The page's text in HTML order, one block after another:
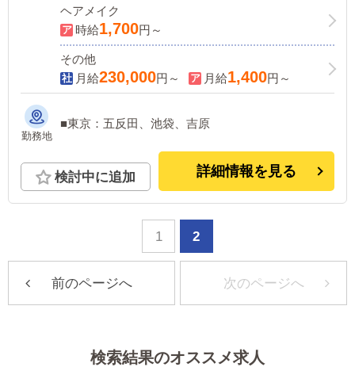
ヘアメイク
時給1,700円～
その他
月給230,000円～ 月給1,400円～
勤務地
■東京：五反田、池袋、吉原
検討中に追加 詳細情報を見る
1 2
前のページへ 次のページへ
検索結果のオススメ求人